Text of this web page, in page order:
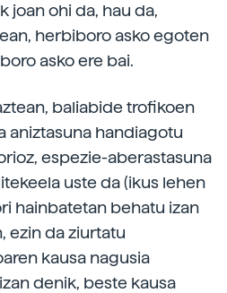
joan ohi da, hau da,
herbiboro asko egoten
asko ere bai.
baliabide trofikoen
aniztasuna handiagotu
espezie-aberastasuna
uste da (ikus lehen
hainbatetan behatu izan
ezin da ziurtatu
kausa nagusia
denik, beste kausa